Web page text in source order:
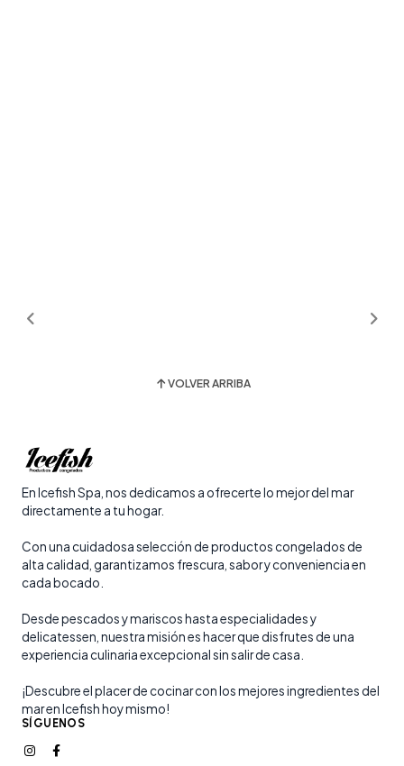
VOLVER ARRIBA
En Icefish Spa, nos dedicamos a ofrecerte lo mejor del mar
directamente a tu hogar.
Con una cuidadosa selección de productos congelados de
alta calidad, garantizamos frescura, sabor y conveniencia en
cada bocado.
Desde pescados y mariscos hasta especialidades y
delicatessen, nuestra misión es hacer que disfrutes de una
experiencia culinaria excepcional sin salir de casa.
¡Descubre el placer de cocinar con los mejores ingredientes del
mar en Icefish hoy mismo!
SÍGUENOS